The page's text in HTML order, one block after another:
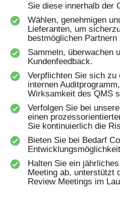
Sie diese innerhalb der
Wählen, genehmigen
Lieferanten, um
bestmöglichen
Sammeln, überwachen
Kundenfeedback.
Verpflichten Sie sich zu
internen
Wirksamkeit des QMS
Verfolgen Sie bei
einen
Sie kontinuierlich die
Bieten Sie bei Bedarf
Halten Sie ein
Meeting ab, unterstützt
Review Meetings im